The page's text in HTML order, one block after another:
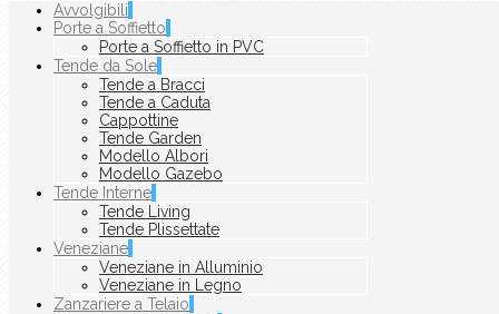
Avvolgibili
Porte a Soffietto
Porte a Soffietto in PVC
Tende da Sole
Tende a Bracci
Tende a Caduta
Cappottine
Tende Garden
Modello Albori
Modello Gazebo
Tende Interne
Tende Living
Tende Plissettate
Veneziane
Veneziane in Alluminio
Veneziane in Legno
Zanzariere a Telaio